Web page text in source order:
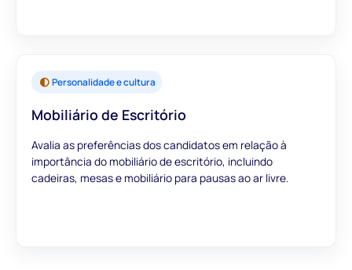
Personalidade e cultura
Mobiliário de Escritório
Avalia as preferências dos candidatos em relação à
importância do mobiliário de escritório, incluindo
cadeiras, mesas e mobiliário para pausas ao ar livre.